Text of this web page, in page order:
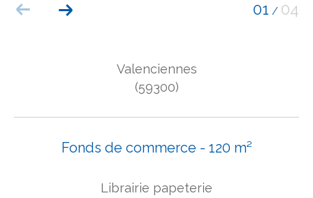
01 / 04
Valenciennes
(59300)
Fonds de commerce - 120 m²
Librairie papeterie
EXCLUSIVITÉS